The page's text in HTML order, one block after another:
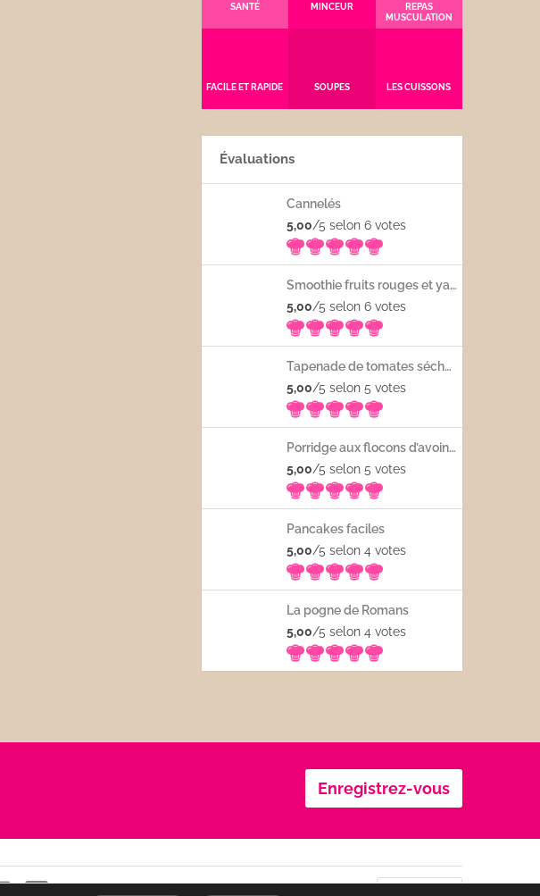
SANTÉ MINCEUR
REPAS
MUSCULATION
FACILE ET RAPIDE SOUPES LES CUISSONS
Évaluations
Cannelés
5,00/5 selon 6 votes
Smoothie fruits rouges et yaourt
5,00/5 selon 6 votes
Tapenade de tomates séchées
5,00/5 selon 5 votes
Porridge aux flocons d’avoine avec les fruits frais
5,00/5 selon 5 votes
Pancakes faciles
5,00/5 selon 4 votes
La pogne de Romans
5,00/5 selon 4 votes
Enregistrez-vous
Contact Se connecter Confidentialité